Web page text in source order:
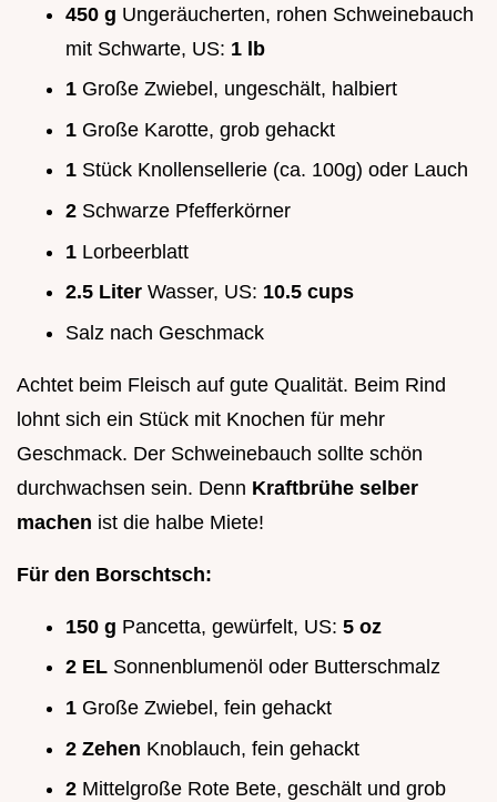
450 g Ungeräucherten, rohen Schweinebauch
mit Schwarte, US: 1 lb
1 Große Zwiebel, ungeschält, halbiert
1 Große Karotte, grob gehackt
1 Stück Knollensellerie (ca. 100g) oder Lauch
2 Schwarze Pfefferkörner
1 Lorbeerblatt
2.5 Liter Wasser, US: 10.5 cups
Salz nach Geschmack
Achtet beim Fleisch auf gute Qualität. Beim Rind
lohnt sich ein Stück mit Knochen für mehr
Geschmack. Der Schweinebauch sollte schön
durchwachsen sein. Denn Kraftbrühe selber
machen ist die halbe Miete!
Für den Borschtsch:
150 g Pancetta, gewürfelt, US: 5 oz
2 EL Sonnenblumenöl oder Butterschmalz
1 Große Zwiebel, fein gehackt
2 Zehen Knoblauch, fein gehackt
2 Mittelgroße Rote Bete, geschält und grob